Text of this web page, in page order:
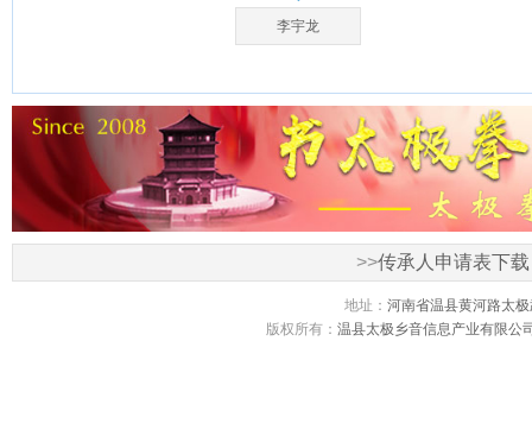
李宇龙
>>传承人申请表下载
地址： 河南省温县黄河路太
版权所有： 温县太极乡音信息产业有限公